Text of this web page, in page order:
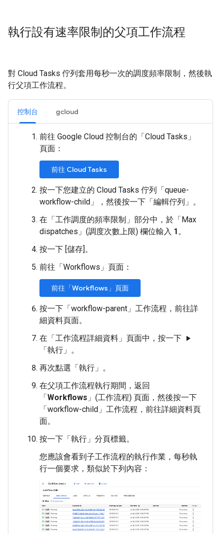
執行設有速率限制的父項工作流程
對 Cloud Tasks 佇列套用每秒一次的調度頻率限制，然後執
行父項工作流程。
控制台 gcloud
前往 Google Cloud 控制台的「Cloud Tasks」
頁面：
前往 Cloud Tasks
按一下您建立的 Cloud Tasks 佇列「queue-
workflow-child」
，然後按一下「編輯佇列」 。
在「工作調度的頻率限制」 部分中，於「Max
dispatches」(調度次數上限) 欄位輸入 1 。
按一下 [儲存] 。
前往「Workflows」 頁面：
前往「Workflows」頁面
按一下「workflow-parent」 工作流程，前往詳
細資料頁面。
在「工作流程詳細資料」 頁面中，按一下 play_arrow
「執行」 。
再次點選「執行」 。
在父項工作流程執行期間，返回
「 Workflows 」(工作流程) 頁面，然後按一下
「workflow-child」 工作流程，前往詳細資料頁
面。
按一下「執行」 分頁標籤。
您應該會看到子工作流程的執行作業，每秒執
行一個要求，類似於下列內容：